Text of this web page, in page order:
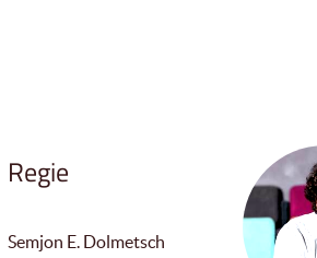
Regie
Semjon E. Dolmetsch